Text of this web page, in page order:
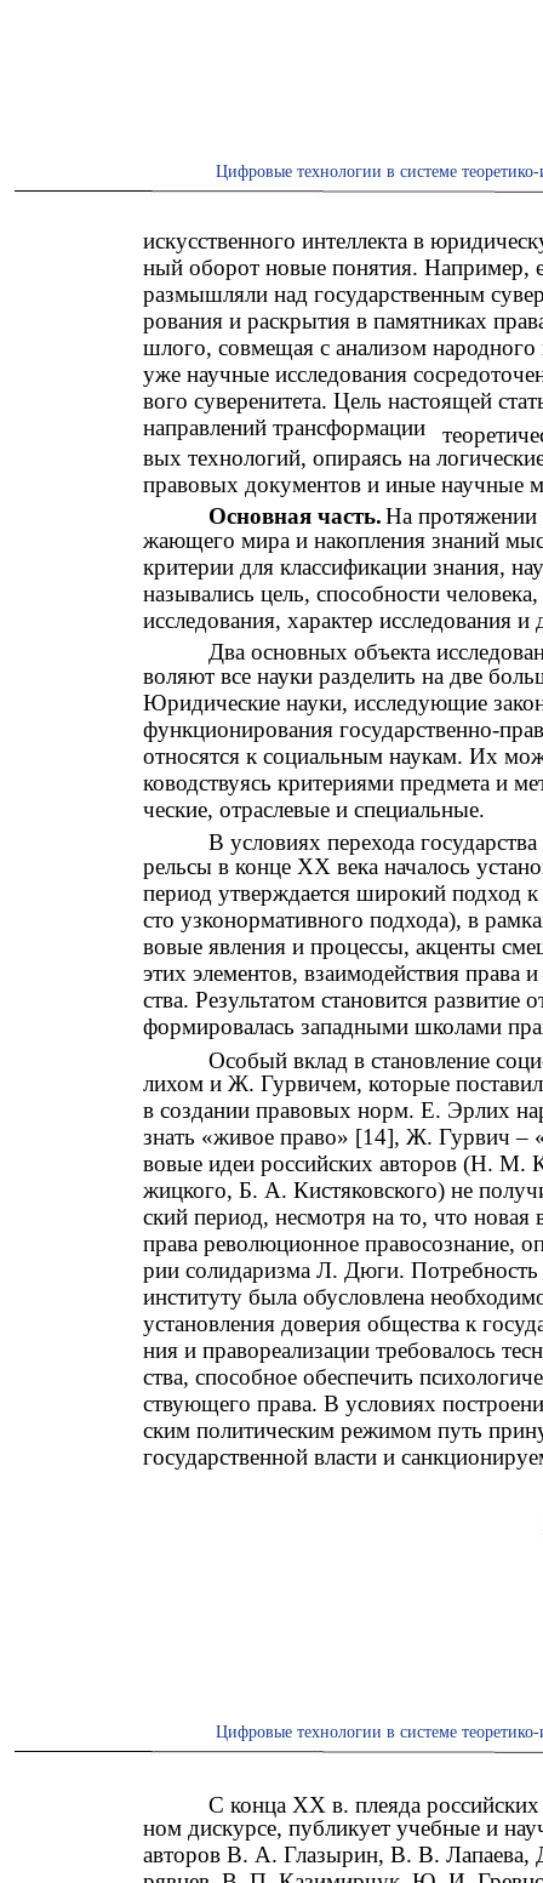
Цифровые технологии в системе
искусственного интеллекта в
ный оборот новые понятия. Например,
размышляли над государственным
рования и раскрытия в памятниках
шлого, совмещая с анализом народного
уже научные исследования
вого суверенитета. Цель настоящей
направлений трансформации
вых технологий, опираясь на
правовых документов и иные научные
Основная часть.На протяжении
жающего мира и накопления знаний
критерии для классификации знания,
назывались цель, способности
исследования, характер исследования
Два основных объекта
воляют все науки разделить на две
Юридические науки, исследующие
функционирования государственно-
относятся к социальным наукам. Их
ководствуясь критериями предмета и
ческие, отраслевые и специальные.
В условиях перехода
рельсы в конце ХХ века началось
период утверждается широкий подход
сто узконормативного подхода), в
вовые явления и процессы, акценты
этих элементов, взаимодействия права
ства. Результатом становится развитие
формировалась западными школами
Особый вклад в становление
лихом и Ж. Гурвичем, которые
в создании правовых норм. Е. Эрлих
знать «живое право» [14], Ж. Гурвич –
вовые идеи российских авторов (Н.
жицкого, Б. А. Кистяковского) не
ский период, несмотря на то, что новая
права революционное правосознание,
рии солидаризма Л. Дюги.
институту была обусловлена
установления доверия общества к
ния и правореализации требовалось
ства, способное обеспечить
ствующего права. В условиях
ским политическим режимом путь
государственной власти и
Цифровые технологии в системе
С конца ХХ в. плеяда российских
ном дискурсе, публикует учебные и
авторов В. А. Глазырин, В. В.